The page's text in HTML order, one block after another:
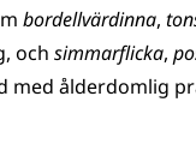
bordellvärdinna,
och simmarflicka,
med ålderdomlig